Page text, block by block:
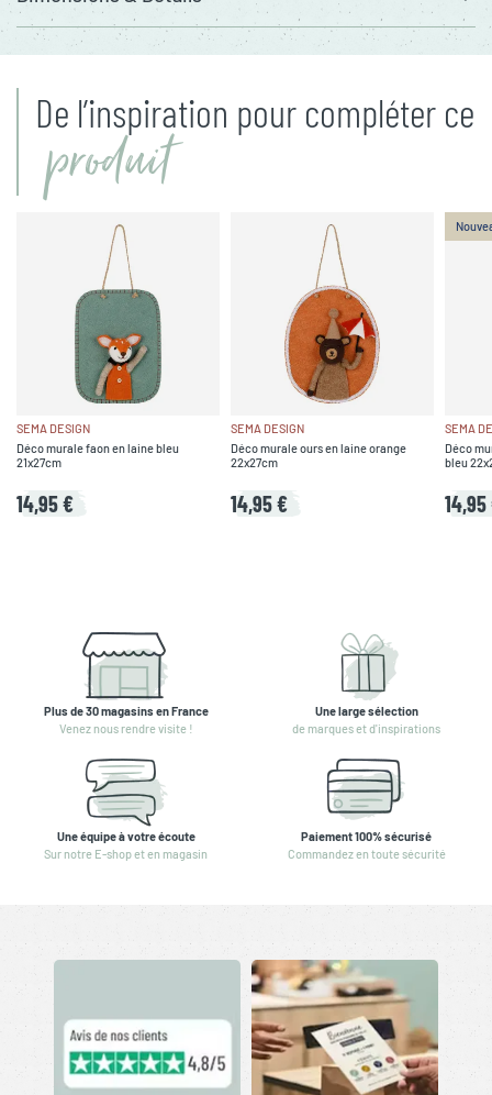
De l’inspiration pour compléter ce
produit
SEMA DESIGN
Déco murale faon en laine bleu
21x27cm
14,95 €
SEMA DESIGN
Déco murale ours en laine orange
22x27cm
14,95 €
SEMA
Déco
bleu
14,95
Plus de 30 magasins en France
Venez nous rendre visite !
Une large sélection
de marques et d'inspirations
Une équipe à votre écoute
Sur notre E-shop et en magasin
Paiement 100% sécurisé
Commandez en toute sécurité